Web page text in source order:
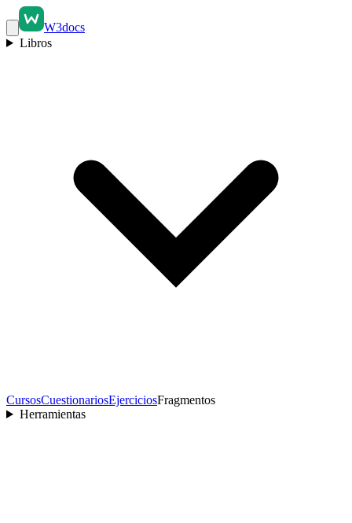
W3docs
Libros
CursosCuestionariosEjerciciosFragmentos
Herramientas